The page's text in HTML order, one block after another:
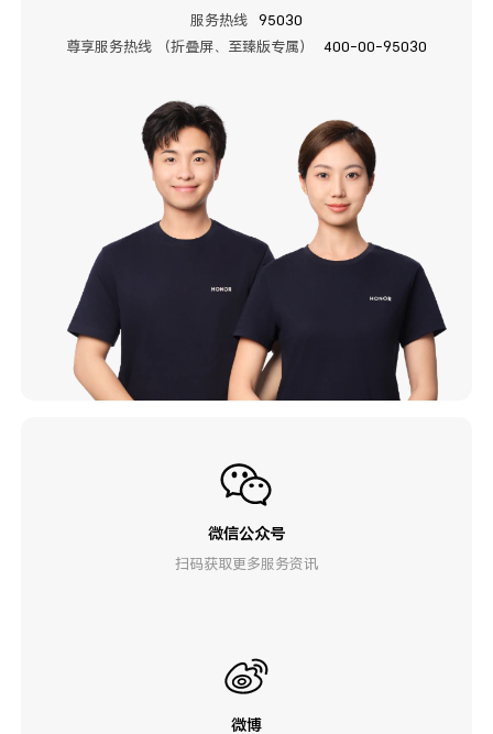
服务热线
95030
尊享服务热线 （折叠屏、至臻版专属）
400-00-95030
微信公众号
扫码获取更多服务资讯
微博